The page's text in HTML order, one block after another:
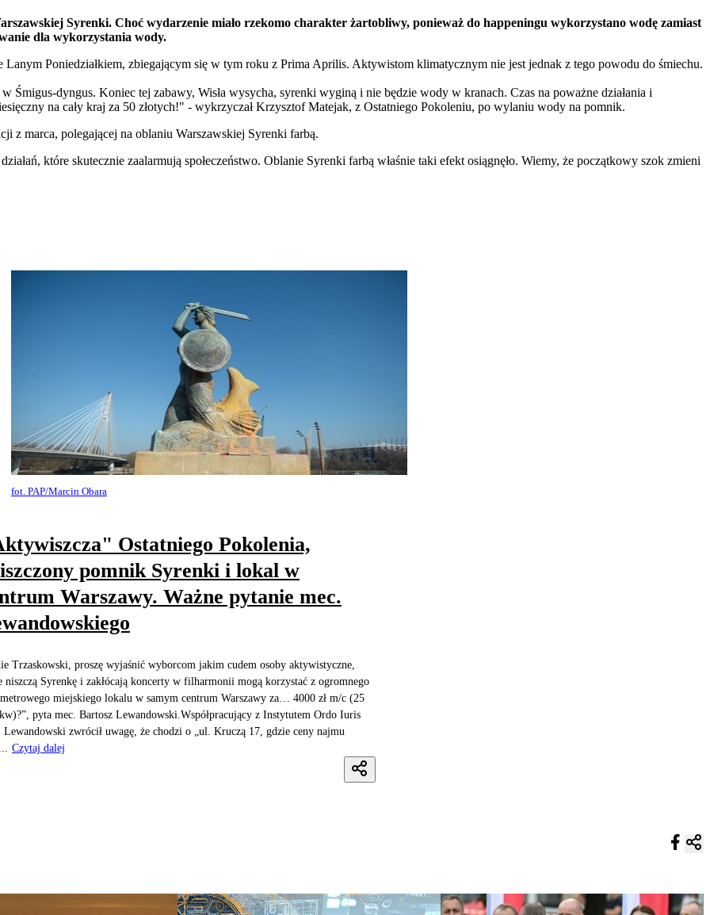
Syrenki. Choć wydarzenie miało rzekomo charakter żartobliwy, ponieważ do happeningu wykorzystano wodę zamiast
dla wykorzystania wody.
Poniedziałkiem, zbiegającym się w tym roku z Prima Aprilis. Aktywistom klimatycznym nie jest jednak z tego powodu do śmiechu.
Śmigus-dyngus. Koniec tej zabawy, Wisła wysycha, syrenki wyginą i nie będzie wody w kranach. Czas na poważne działania i
na cały kraj za 50 złotych!" - wykrzyczał Krzysztof Matejak, z Ostatniego Pokoleniu, po wylaniu wody na pomnik.
z marca, polegającej na oblaniu Warszawskiej Syrenki farbą.
które skutecznie zaalarmują społeczeństwo. Oblanie Syrenki farbą właśnie taki efekt osiągnęło. Wiemy, że początkowy szok zmieni
fot. PAP/Marcin Obara
Ostatniego Pokolenia,
pomnik Syrenki i lokal w
Warszawy. Ważne pytanie mec.
Trzaskowski, proszę wyjaśnić wyborcom jakim cudem osoby aktywistyczne,
niszczą Syrenkę i zakłócają koncerty w filharmonii mogą korzystać z ogromnego
miejskiego lokalu w samym centrum Warszawy za… 4000 zł m/c (25
pyta mec. Bartosz Lewandowski.Współpracujący z Instytutem Ordo Iuris
Lewandowski zwrócił uwagę, że chodzi o „ul. Kruczą 17, gdzie ceny najmu
Czytaj dalej